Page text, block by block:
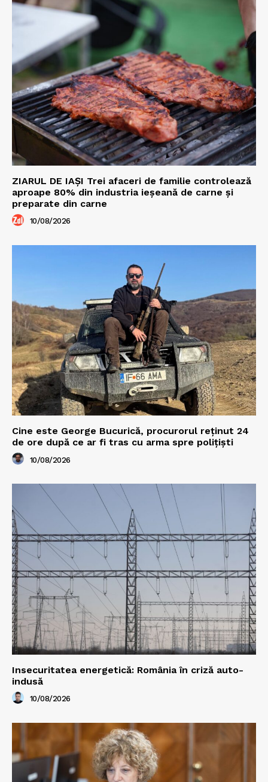
ZIARUL DE IAȘI Trei afaceri de familie controlează
aproape 80% din industria ieșeană de carne și
preparate din carne
10/08/2026
Cine este George Bucurică, procurorul reținut 24
de ore după ce ar fi tras cu arma spre polițiști
10/08/2026
Insecuritatea energetică: România în criză auto-
indusă
10/08/2026